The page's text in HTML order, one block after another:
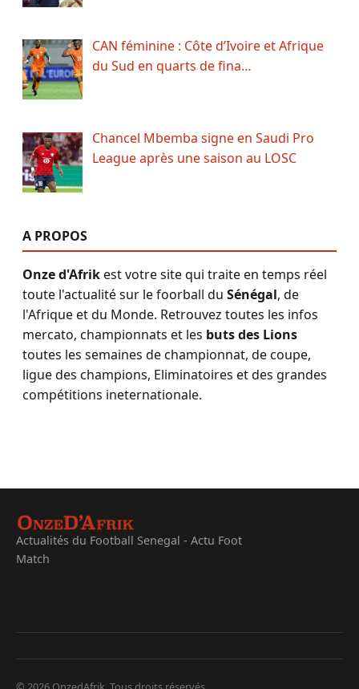
CAN féminine : Côte d’Ivoire et Afrique
du Sud en quarts de fina…
Chancel Mbemba signe en Saudi Pro
League après une saison au LOSC
A PROPOS
Onze d'Afrikest votre site qui traite en temps réel
toute l'actualité sur le foorball du Sénégal, de
l'Afrique et du Monde. Retrouvez toutes les infos
mercato, championnats et les buts des Lions
toutes les semaines de championnat, de coupe,
ligue des champions, Eliminatoires et des grandes
compétitions ineternationale.
Actualités du Football Senegal - Actu Foot
Match